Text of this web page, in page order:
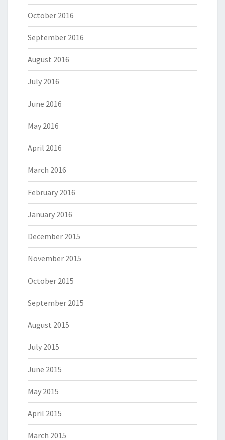
October 2016
September 2016
August 2016
July 2016
June 2016
May 2016
April 2016
March 2016
February 2016
January 2016
December 2015
November 2015
October 2015
September 2015
August 2015
July 2015
June 2015
May 2015
April 2015
March 2015